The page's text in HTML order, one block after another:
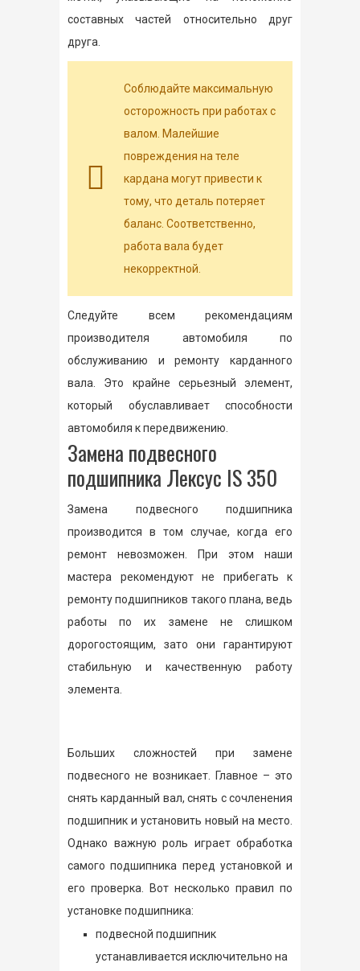
составных частей относительно друг
друга.
Соблюдайте максимальную
осторожность при работах с
валом. Малейшие
повреждения на теле
кардана могут привести к
тому, что деталь потеряет
баланс. Соответственно,
работа вала будет
некорректной.
Следуйте всем рекомендациям
производителя автомобиля по
обслуживанию и ремонту карданного
вала. Это крайне серьезный элемент,
который обуславливает способности
автомобиля к передвижению.
Замена подвесного
подшипника Лексус IS 350
Замена подвесного подшипника
производится в том случае, когда его
ремонт невозможен. При этом наши
мастера рекомендуют не прибегать к
ремонту подшипников такого плана, ведь
работы по их замене не слишком
дорогостоящим, зато они гарантируют
стабильную и качественную работу
элемента.
Больших сложностей при замене
подвесного не возникает. Главное – это
снять карданный вал, снять с сочленения
подшипник и установить новый на место.
Однако важную роль играет обработка
самого подшипника перед установкой и
его проверка. Вот несколько правил по
установке подшипника:
подвесной подшипник
устанавливается исключительно на